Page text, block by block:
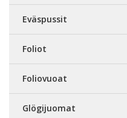
Eväspussit
Foliot
Foliovuoat
Glögijuomat